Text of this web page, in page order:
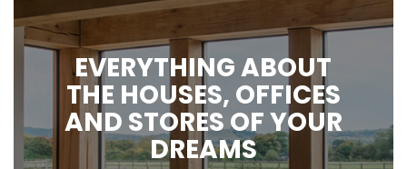
EVERYTHING ABOUT
THE HOUSES, OFFICES
AND STORES OF YOUR
DREAMS